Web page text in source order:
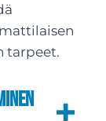
tarpeet.